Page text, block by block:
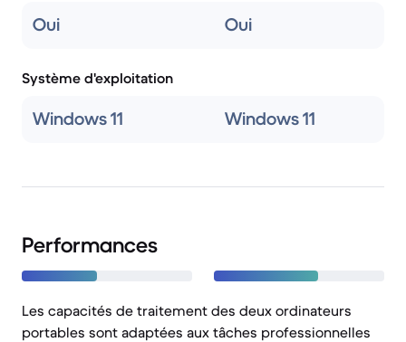
Oui Oui
Système d'exploitation
Windows 11 Windows 11
Performances
Les capacités de traitement des deux ordinateurs
portables sont adaptées aux tâches professionnelles